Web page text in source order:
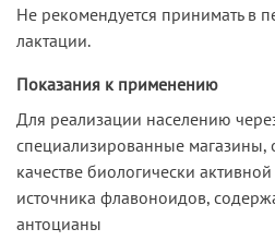
Не рекомендуется принимать в
лактации.
Показания к применению
Для реализации населению
специализированные магазины,
качестве биологически
источника флавоноидов,
антоцианы